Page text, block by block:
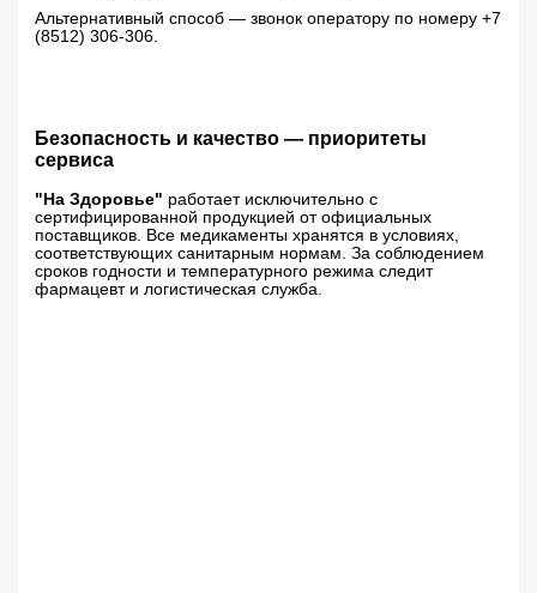
Альтернативный способ — звонок оператору по номеру +7
(8512) 306-306.
Безопасность и качество — приоритеты
сервиса
"На Здоровье" работает исключительно с
сертифицированной продукцией от официальных
поставщиков. Все медикаменты хранятся в условиях,
соответствующих санитарным нормам. За соблюдением
сроков годности и температурного режима следит
фармацевт и логистическая служба.